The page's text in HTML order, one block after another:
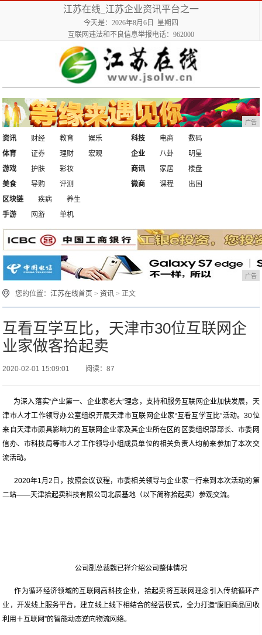
江苏在线_江苏企业资讯平台之一
今天是：2026年8月6日 星期四
互联网违法和不良信息举报电话：962000
广告
资讯 财经 教育
娱乐
体育
证券 理财 宏观
科技 电商
数码
企业
八卦
明星
游戏
护肤
彩妆
美食
导购 评测
商讯 家居
楼盘
微商
课程
出国
区块链
疾病
养生
手游
网游 单机
广告
您的位置：江苏在线首页 >资讯 > 正文
互看互学互比，天津市30位互联网企
业家做客拾起卖
2020-02-01 15:09:01 阅读：87
为深入落实“产业第一、企业家老大”理念，支持和服务互联网企业加快发展，天
津市人才工作领导办公室组织开展天津市互联网企业家“互看互学互比”活动。30位
来自天津市颇具影响力的互联网企业家及其企业所在区的区委组织部部长、市委网
信办、市科技局等市人才工作领导小组成员单位的相关负责人均前来参加了本次交
流活动。
2020年1月2日，按照会议议程，市委相关领导与企业家一行来到本次活动的第
二站——天津拾起卖科技有限公司北辰基地（以下简称拾起卖）参观交流。
公司副总裁魏已祥介绍公司整体情况
作为循环经济领域的互联网高科技企业，拾起卖将互联网理念引入传统循环产
业，开发线上服务平台，建立线上线下相结合的经营模式，全力打造“废旧商品回收
利用＋互联网”的智能动态逆向物流网络。